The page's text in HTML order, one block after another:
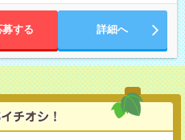
募する 詳細へ